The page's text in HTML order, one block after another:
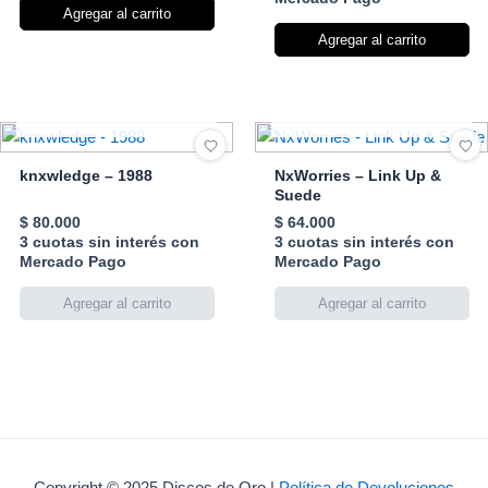
Agregar al carrito
Agregar al carrito
knxwledge – 1988
$80.000
3 cuotas sin interés con
Mercado Pago
NxWorries – Link Up &
Suede
$64.000
3 cuotas sin interés con
Mercado Pago